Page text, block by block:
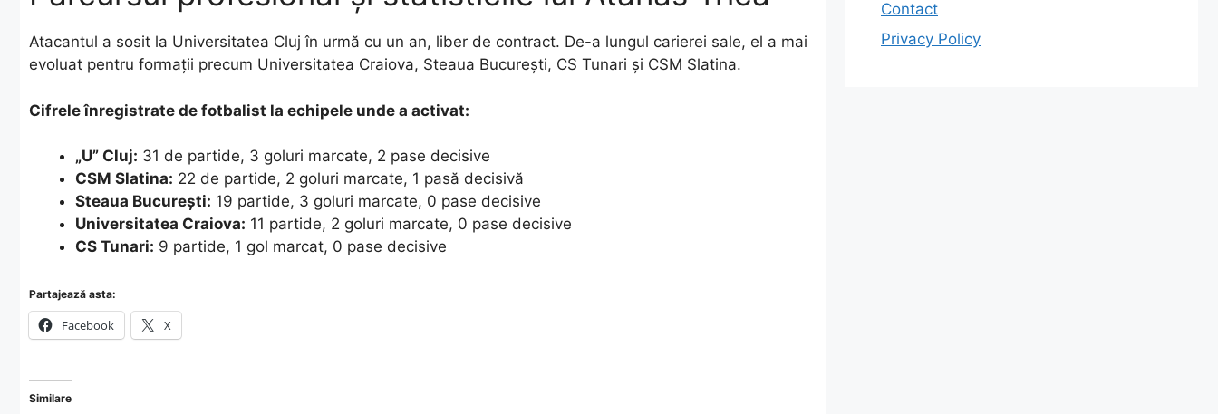
​Atacantul a sosit la Universitatea Cluj în urmă cu un an, liber de contract. De-a lungul carierei sale, el a mai
evoluat pentru formații precum Universitatea Craiova, Steaua București, CS Tunari și CSM Slatina.
Cifrele înregistrate de fotbalist la echipele unde a activat:
„U” Cluj: 31 de partide, 3 goluri marcate, 2 pase decisive
CSM Slatina: 22 de partide, 2 goluri marcate, 1 pasă decisivă
Steaua București: 19 partide, 3 goluri marcate, 0 pase decisive
Universitatea Craiova: 11 partide, 2 goluri marcate, 0 pase decisive
CS Tunari: 9 partide, 1 gol marcat, 0 pase decisive
Partajează asta:
Facebook X
Similare
Contact
Privacy Policy